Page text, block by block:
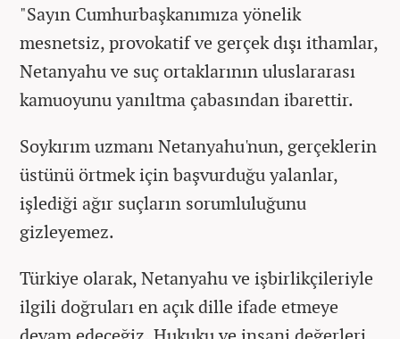
"Sayın Cumhurbaşkanımıza yönelik
mesnetsiz, provokatif ve gerçek dışı ithamlar,
Netanyahu ve suç ortaklarının uluslararası
kamuoyunu yanıltma çabasından ibarettir.
Soykırım uzmanı Netanyahu'nun, gerçeklerin
üstünü örtmek için başvurduğu yalanlar,
işlediği ağır suçların sorumluluğunu
gizleyemez.
Türkiye olarak, Netanyahu ve işbirlikçileriyle
ilgili doğruları en açık dille ifade etmeye